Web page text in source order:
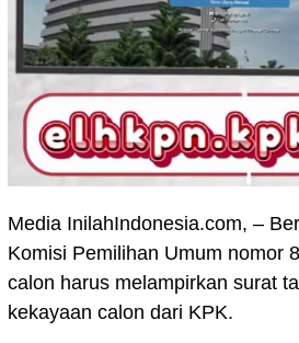
Media InilahIndonesia.com, –
Komisi Pemilihan Umum nomor
calon harus melampirkan surat
kekayaan calon dari KPK.